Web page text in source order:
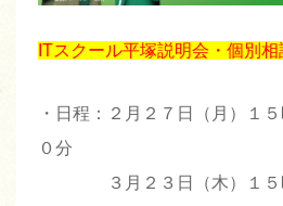
ITスクール平塚説明会・個別
・日程：２月２７日（月）１
０分
３月２３日（木）１５時